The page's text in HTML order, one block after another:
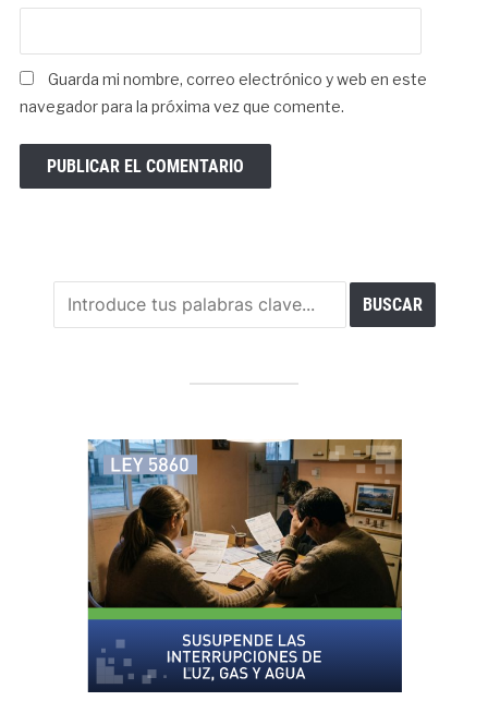
Guarda mi nombre, correo electrónico y web en este
navegador para la próxima vez que comente.